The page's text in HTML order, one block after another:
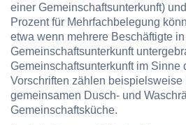
einer Gemeinschaftsunterkunft)
Prozent für Mehrfachbelegung
etwa wenn mehrere Beschäftigte
Gemeinschaftsunterkunft
Gemeinschaftsunterkunft im Sinne
Vorschriften zählen
gemeinsamen Dusch- und
Gemeinschaftsküche.